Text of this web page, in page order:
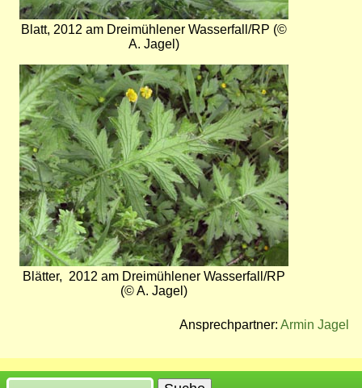
Blatt, 2012 am Dreimühlener Wasserfall/RP (©
A. Jagel)
Bild
Blätter, 2012 am Dreimühlener Wasserfall/RP
(© A. Jagel)
Ansprechpartner: Armin Jagel